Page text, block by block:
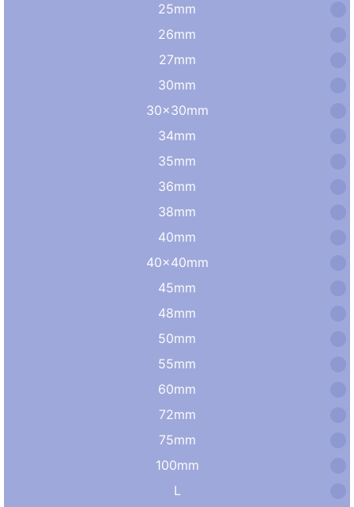
25mm
26mm
27mm
30mm
30×30mm
34mm
35mm
36mm
38mm
40mm
40×40mm
45mm
48mm
50mm
55mm
60mm
72mm
75mm
100mm
L